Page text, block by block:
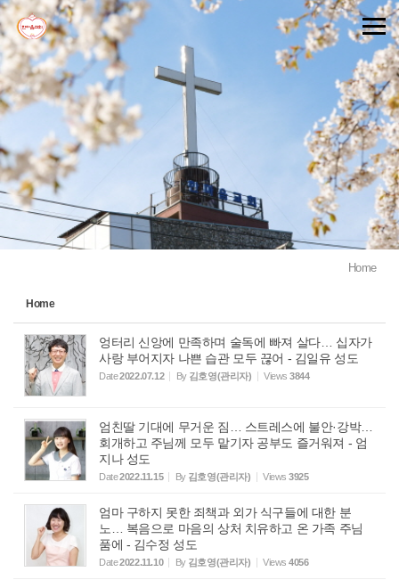
Home
Home
엉터리 신앙에 만족하며 술독에 빠져 살다… 십자가
사랑 부어지자 나쁜 습관 모두 끊어 - 김일유 성도
Date2022.07.12 By 김호영(관리자) Views 3844
엄친딸 기대에 무거운 짐… 스트레스에 불안·강박…
회개하고 주님께 모두 맡기자 공부도 즐거워져 - 엄
지나 성도
Date2022.11.15 By 김호영(관리자) Views 3925
엄마 구하지 못한 죄책과 외가 식구들에 대한 분
노… 복음으로 마음의 상처 치유하고 온 가족 주님
품에 - 김수정 성도
Date2022.11.10 By 김호영(관리자) Views 4056